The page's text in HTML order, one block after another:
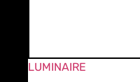
LUMINAIRE